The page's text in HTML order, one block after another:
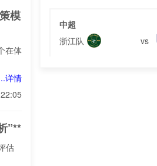
模
在体
详情
”**
估
中超
浙江队
vs